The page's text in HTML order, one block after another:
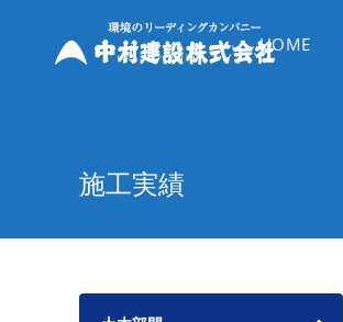
HOME
施工実績